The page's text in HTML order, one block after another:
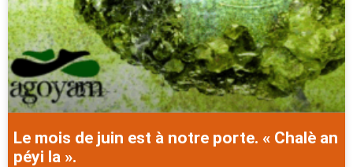
Le mois de juin est à notre porte. « Chalè an
péyi la ».